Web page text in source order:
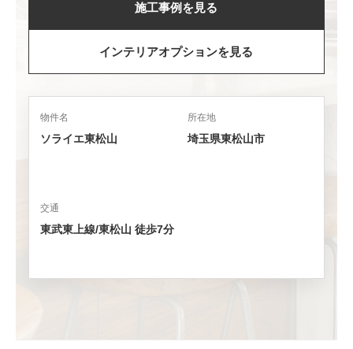
施工事例を見る
インテリアオプションを見る
物件名
ソライエ東松山
所在地
埼玉県東松山市
交通
東武東上線/東松山 徒歩7分